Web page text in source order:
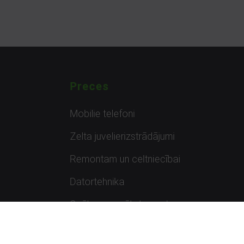
Preces
Mobilie telefoni
Zelta juvelierizstrādājumi
Remontam un celtniecībai
Datortehnika
Spēles un spēļu konsoles